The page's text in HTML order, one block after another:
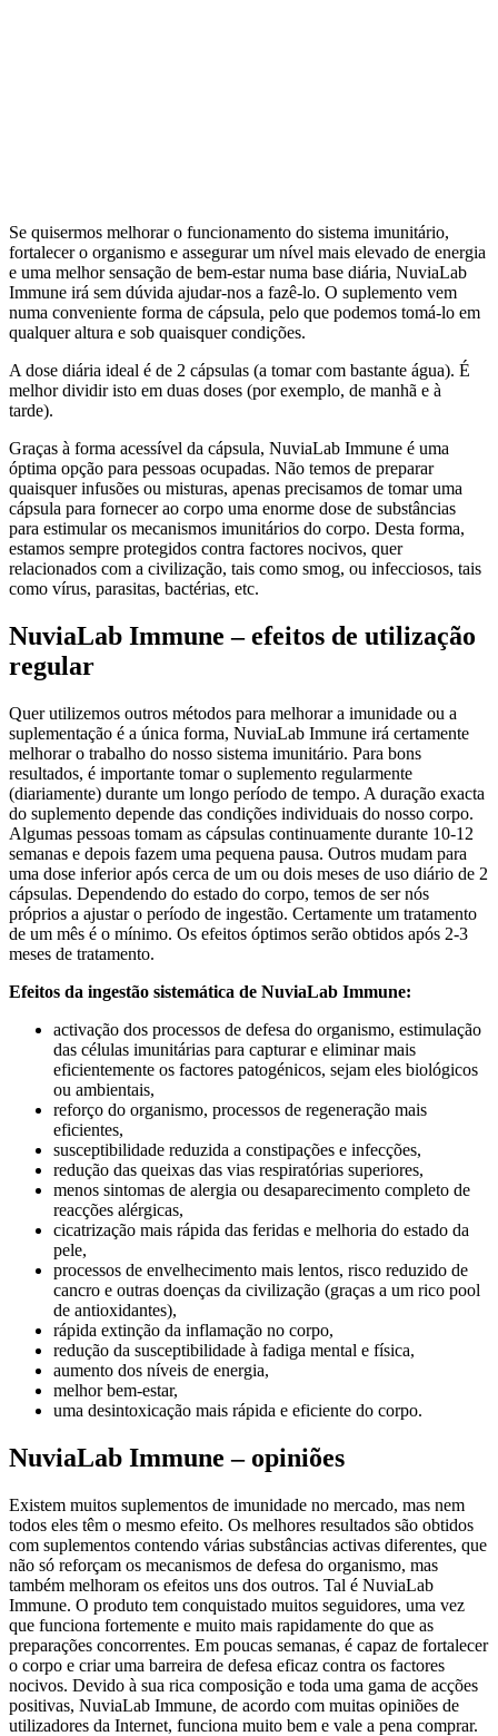
Se quisermos melhorar o funcionamento do sistema imunitário,
fortalecer o organismo e assegurar um nível mais elevado de energia
e uma melhor sensação de bem-estar numa base diária, NuviaLab
Immune irá sem dúvida ajudar-nos a fazê-lo. O suplemento vem
numa conveniente forma de cápsula, pelo que podemos tomá-lo em
qualquer altura e sob quaisquer condições.
A dose diária ideal é de 2 cápsulas (a tomar com bastante água). É
melhor dividir isto em duas doses (por exemplo, de manhã e à
tarde).
Graças à forma acessível da cápsula, NuviaLab Immune é uma
óptima opção para pessoas ocupadas. Não temos de preparar
quaisquer infusões ou misturas, apenas precisamos de tomar uma
cápsula para fornecer ao corpo uma enorme dose de substâncias
para estimular os mecanismos imunitários do corpo. Desta forma,
estamos sempre protegidos contra factores nocivos, quer
relacionados com a civilização, tais como smog, ou infecciosos, tais
como vírus, parasitas, bactérias, etc.
NuviaLab Immune – efeitos de utilização
regular
Quer utilizemos outros métodos para melhorar a imunidade ou a
suplementação é a única forma, NuviaLab Immune irá certamente
melhorar o trabalho do nosso sistema imunitário. Para bons
resultados, é importante tomar o suplemento regularmente
(diariamente) durante um longo período de tempo. A duração exacta
do suplemento depende das condições individuais do nosso corpo.
Algumas pessoas tomam as cápsulas continuamente durante 10-12
semanas e depois fazem uma pequena pausa. Outros mudam para
uma dose inferior após cerca de um ou dois meses de uso diário de 2
cápsulas. Dependendo do estado do corpo, temos de ser nós
próprios a ajustar o período de ingestão. Certamente um tratamento
de um mês é o mínimo. Os efeitos óptimos serão obtidos após 2-3
meses de tratamento.
Efeitos da ingestão sistemática de NuviaLab Immune:
activação dos processos de defesa do organismo, estimulação
das células imunitárias para capturar e eliminar mais
eficientemente os factores patogénicos, sejam eles biológicos
ou ambientais,
reforço do organismo, processos de regeneração mais
eficientes,
susceptibilidade reduzida a constipações e infecções,
redução das queixas das vias respiratórias superiores,
menos sintomas de alergia ou desaparecimento completo de
reacções alérgicas,
cicatrização mais rápida das feridas e melhoria do estado da
pele,
processos de envelhecimento mais lentos, risco reduzido de
cancro e outras doenças da civilização (graças a um rico pool
de antioxidantes),
rápida extinção da inflamação no corpo,
redução da susceptibilidade à fadiga mental e física,
aumento dos níveis de energia,
melhor bem-estar,
uma desintoxicação mais rápida e eficiente do corpo.
NuviaLab Immune – opiniões
Existem muitos suplementos de imunidade no mercado, mas nem
todos eles têm o mesmo efeito. Os melhores resultados são obtidos
com suplementos contendo várias substâncias activas diferentes, que
não só reforçam os mecanismos de defesa do organismo, mas
também melhoram os efeitos uns dos outros. Tal é NuviaLab
Immune. O produto tem conquistado muitos seguidores, uma vez
que funciona fortemente e muito mais rapidamente do que as
preparações concorrentes. Em poucas semanas, é capaz de fortalecer
o corpo e criar uma barreira de defesa eficaz contra os factores
nocivos. Devido à sua rica composição e toda uma gama de acções
positivas, NuviaLab Immune, de acordo com muitas opiniões de
utilizadores da Internet, funciona muito bem e vale a pena comprar.